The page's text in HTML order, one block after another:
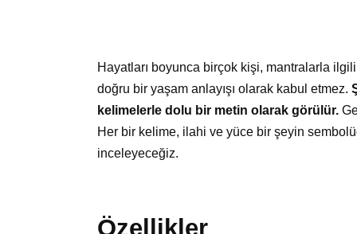
Hayatları boyunca birçok kişi, mantralarla
doğru bir yaşam anlayışı olarak kabul etmez.
kelimelerle dolu bir metin olarak görülür.
Her bir kelime, ilahi ve yüce bir şeyin
inceleyeceğiz.
Özellikler